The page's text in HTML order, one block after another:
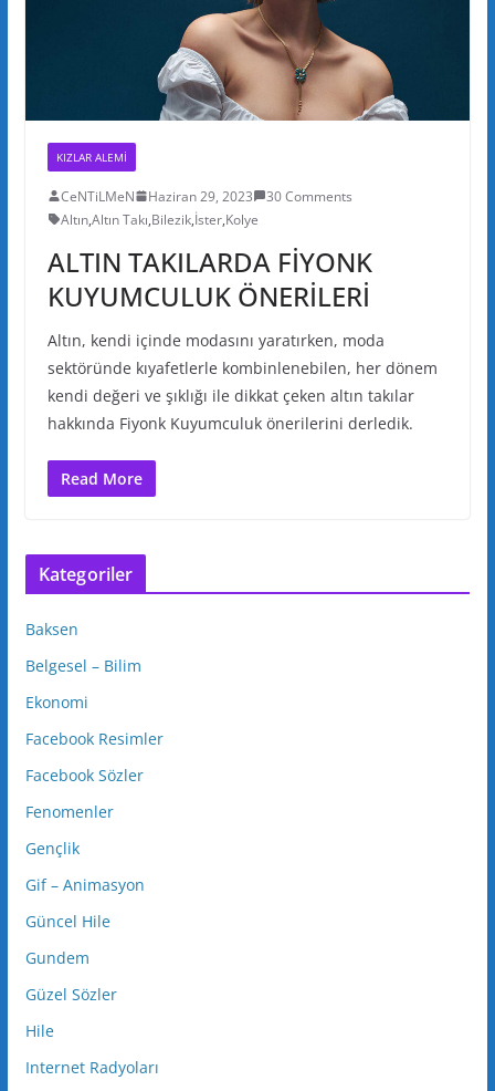
KIZLAR ALEMI
CeNTiLMeN Haziran 29, 2023
30 Comments
Altın,Altın Takı,Bilezik,İster,Kolye
ALTIN TAKILARDA FİYONK
KUYUMCULUK ÖNERİLERİ
Altın, kendi içinde modasını yaratırken, moda
sektöründe kıyafetlerle kombinlenebilen, her dönem
kendi değeri ve şıklığı ile dikkat çeken altın takılar
hakkında Fiyonk Kuyumculuk önerilerini derledik.
Read More
Kategoriler
Baksen
Belgesel – Bilim
Ekonomi
Facebook Resimler
Facebook Sözler
Fenomenler
Gençlik
Gif – Animasyon
Güncel Hile
Gundem
Güzel Sözler
Hile
Internet Radyoları